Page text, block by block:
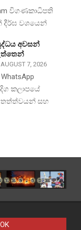
විගණකාධිපති
දීර්ඝ වශයෙන්
අවසන්
AUGUST 7, 2026
කලාපයේ
තත්ත්වයන් සහ